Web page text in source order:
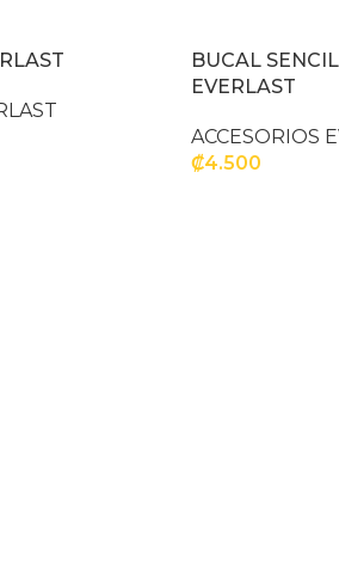
BUCAL
EVERLAST
ACCESORIOS
₡4.500